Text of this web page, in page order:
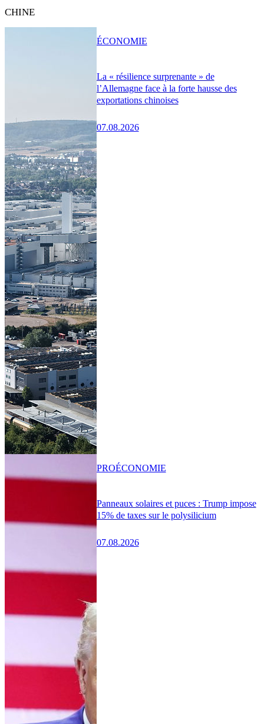
CHINE
La « résilience surprenante » de
l’Allemagne face à la forte hausse des
exportations chinoises
07.08.2026
ÉCONOMIE
Panneaux solaires et puces : Trump impose
15% de taxes sur le polysilicium
07.08.2026
PROÉCONOMIE